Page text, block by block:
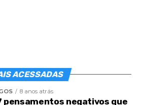
ACESSADAS
8 anos atrás
pensamentos negativos que